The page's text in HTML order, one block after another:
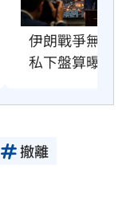
伊朗戰爭無解
私下盤算曝光
撤離